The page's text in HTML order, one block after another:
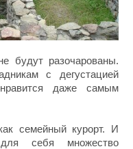
будут разочарованы.
с дегустацией
даже самым
семейный курорт. И
себя множество